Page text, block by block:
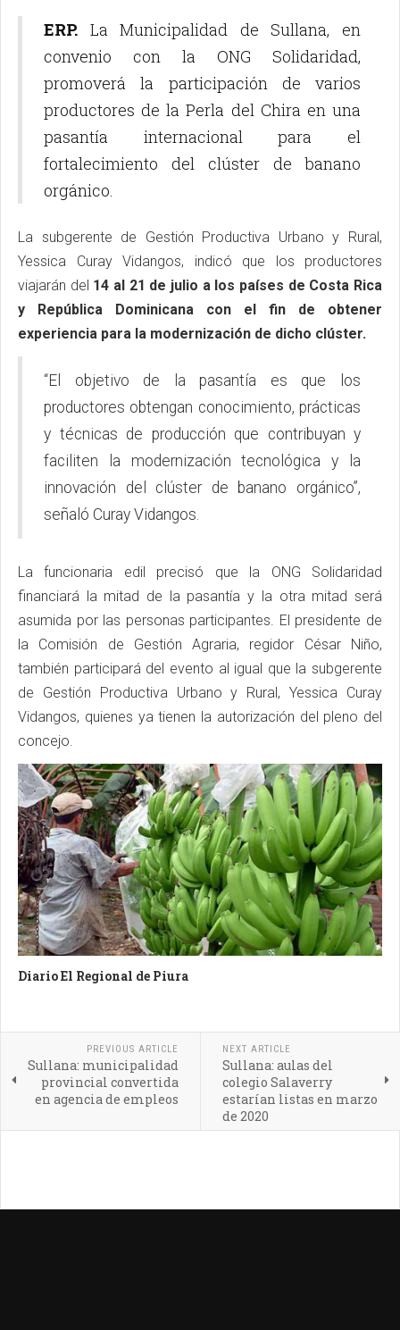
ERP. La Municipalidad de Sullana, en
convenio con la ONG Solidaridad,
promoverá la participación de varios
productores de la Perla del Chira en una
pasantía internacional para el
fortalecimiento del clúster de banano
orgánico.
La subgerente de Gestión Productiva Urbano y Rural,
Yessica Curay Vidangos, indicó que los productores
viajarán del 14 al 21 de julio a los países de Costa Rica
y República Dominicana con el fin de obtener
experiencia para la modernización de dicho clúster.
“El objetivo de la pasantía es que los
productores obtengan conocimiento, prácticas
y técnicas de producción que contribuyan y
faciliten la modernización tecnológica y la
innovación del clúster de banano orgánico”,
señaló Curay Vidangos.
La funcionaria edil precisó que la ONG Solidaridad
financiará la mitad de la pasantía y la otra mitad será
asumida por las personas participantes. El presidente de
la Comisión de Gestión Agraria, regidor César Niño,
también participará del evento al igual que la subgerente
de Gestión Productiva Urbano y Rural, Yessica Curay
Vidangos, quienes ya tienen la autorización del pleno del
concejo.
Diario El Regional de Piura
PREVIOUS ARTICLE
Sullana: municipalidad
provincial convertida
en agencia de empleos
NEXT ARTICLE
Sullana: aulas del
colegio Salaverry
estarían listas en marzo
de 2020